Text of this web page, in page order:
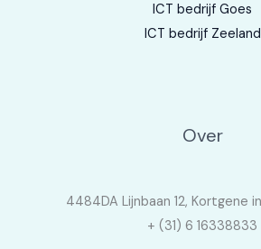
ICT bedrijf Goes
ICT bedrijf Zeeland
Over
4484DA Lijnbaan 12, Kortgene
+ (31) 6 16338833